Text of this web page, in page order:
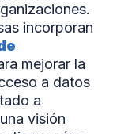
incorporan
mejorar la
a datos
a
visión